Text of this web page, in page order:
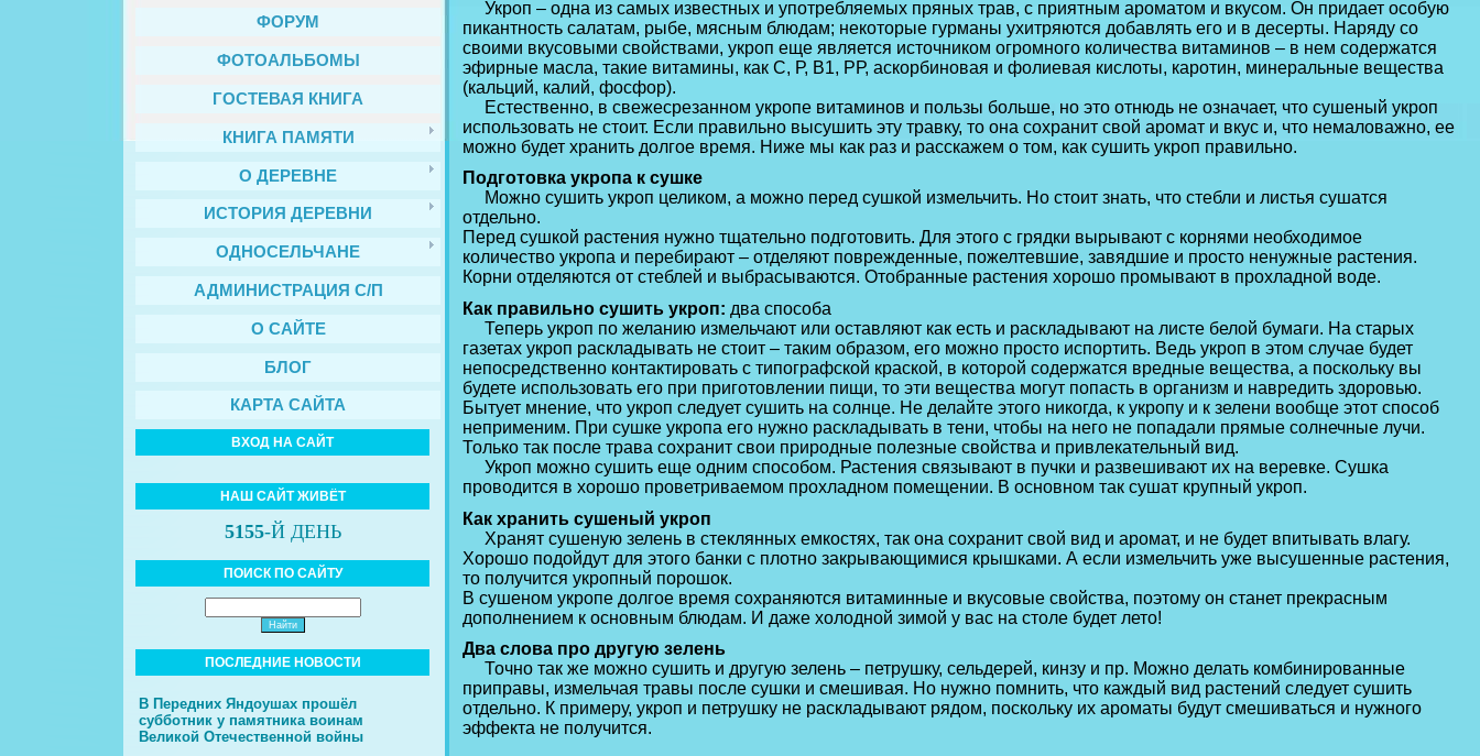
ФОРУМ
ФОТОАЛЬБОМЫ
ГОСТЕВАЯ КНИГА
КНИГА ПАМЯТИ
О ДЕРЕВНЕ
ИСТОРИЯ ДЕРЕВНИ
ОДНОСЕЛЬЧАНЕ
АДМИНИСТРАЦИЯ С/П
О САЙТЕ
БЛОГ
КАРТА САЙТА
ВХОД НА САЙТ
НАШ САЙТ ЖИВЁТ
5155-Й ДЕНЬ
ПОИСК ПО САЙТУ
ПОСЛЕДНИЕ НОВОСТИ
В Передних Яндоушах прошёл
субботник у памятника воинам
Великой Отечественной войны
Укроп – одна из самых известных и употребляемых пряных трав, с приятным ароматом и вкусом. Он придает особую
пикантность салатам, рыбе, мясным блюдам; некоторые гурманы ухитряются добавлять его и в десерты. Наряду со
своими вкусовыми свойствами, укроп еще является источником огромного количества витаминов – в нем содержатся
эфирные масла, такие витамины, как С, Р, В1, РР, аскорбиновая и фолиевая кислоты, каротин, минеральные вещества
(кальций, калий, фосфор).
Естественно, в свежесрезанном укропе витаминов и пользы больше, но это отнюдь не означает, что сушеный укроп
использовать не стоит. Если правильно высушить эту травку, то она сохранит свой аромат и вкус и, что немаловажно, ее
можно будет хранить долгое время. Ниже мы как раз и расскажем о том, как сушить укроп правильно.
Подготовка укропа к сушке
Можно сушить укроп целиком, а можно перед сушкой измельчить. Но стоит знать, что стебли и листья сушатся
отдельно.
Перед сушкой растения нужно тщательно подготовить. Для этого с грядки вырывают с корнями необходимое
количество укропа и перебирают – отделяют поврежденные, пожелтевшие, завядшие и просто ненужные растения.
Корни отделяются от стеблей и выбрасываются. Отобранные растения хорошо промывают в прохладной воде.
Как правильно сушить укроп: два способа
Теперь укроп по желанию измельчают или оставляют как есть и раскладывают на листе белой бумаги. На старых
газетах укроп раскладывать не стоит – таким образом, его можно просто испортить. Ведь укроп в этом случае будет
непосредственно контактировать с типографской краской, в которой содержатся вредные вещества, а поскольку вы
будете использовать его при приготовлении пищи, то эти вещества могут попасть в организм и навредить здоровью.
Бытует мнение, что укроп следует сушить на солнце. Не делайте этого никогда, к укропу и к зелени вообще этот способ
неприменим. При сушке укропа его нужно раскладывать в тени, чтобы на него не попадали прямые солнечные лучи.
Только так после трава сохранит свои природные полезные свойства и привлекательный вид.
Укроп можно сушить еще одним способом. Растения связывают в пучки и развешивают их на веревке. Сушка
проводится в хорошо проветриваемом прохладном помещении. В основном так сушат крупный укроп.
Как хранить сушеный укроп
Хранят сушеную зелень в стеклянных емкостях, так она сохранит свой вид и аромат, и не будет впитывать влагу.
Хорошо подойдут для этого банки с плотно закрывающимися крышками. А если измельчить уже высушенные растения,
то получится укропный порошок.
В сушеном укропе долгое время сохраняются витаминные и вкусовые свойства, поэтому он станет прекрасным
дополнением к основным блюдам. И даже холодной зимой у вас на столе будет лето!
Два слова про другую зелень
Точно так же можно сушить и другую зелень – петрушку, сельдерей, кинзу и пр. Можно делать комбинированные
приправы, измельчая травы после сушки и смешивая. Но нужно помнить, что каждый вид растений следует сушить
отдельно. К примеру, укроп и петрушку не раскладывают рядом, поскольку их ароматы будут смешиваться и нужного
эффекта не получится.